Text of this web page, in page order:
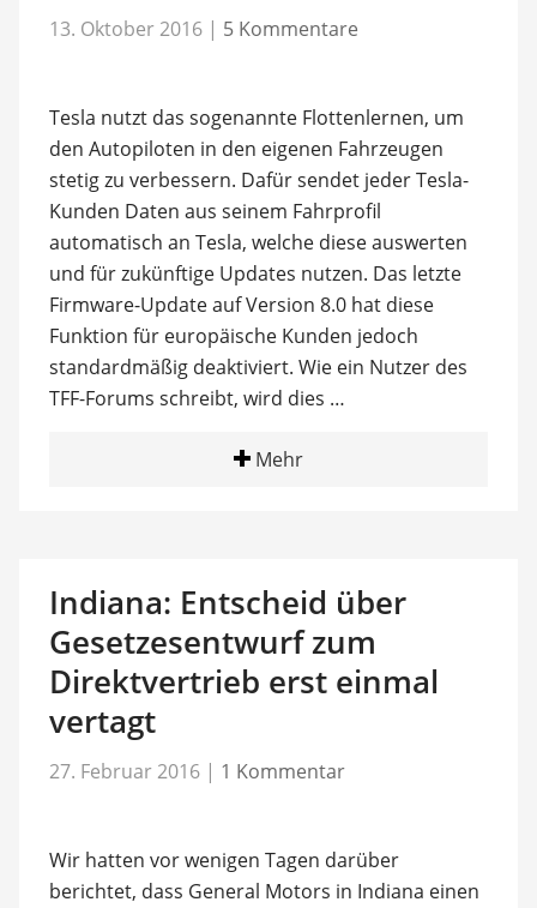
13. Oktober 2016 | 5 Kommentare
Tesla nutzt das sogenannte Flottenlernen, um
den Autopiloten in den eigenen Fahrzeugen
stetig zu verbessern. Dafür sendet jeder Tesla-
Kunden Daten aus seinem Fahrprofil
automatisch an Tesla, welche diese auswerten
und für zukünftige Updates nutzen. Das letzte
Firmware-Update auf Version 8.0 hat diese
Funktion für europäische Kunden jedoch
standardmäßig deaktiviert. Wie ein Nutzer des
TFF-Forums schreibt, wird dies …
Mehr
Indiana: Entscheid über
Gesetzesentwurf zum
Direktvertrieb erst einmal
vertagt
27. Februar 2016 | 1 Kommentar
Wir hatten vor wenigen Tagen darüber
berichtet, dass General Motors in Indiana einen